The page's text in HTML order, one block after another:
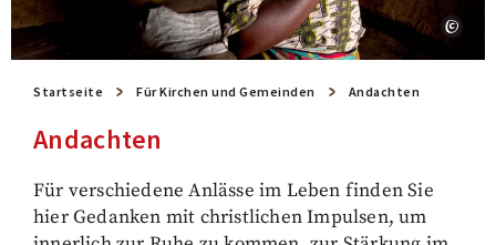
Startseite Für Kirchen und Gemeinden Andachten
Andachten
Für verschiedene Anlässe im Leben finden Sie
hier Gedanken mit christlichen Impulsen, um